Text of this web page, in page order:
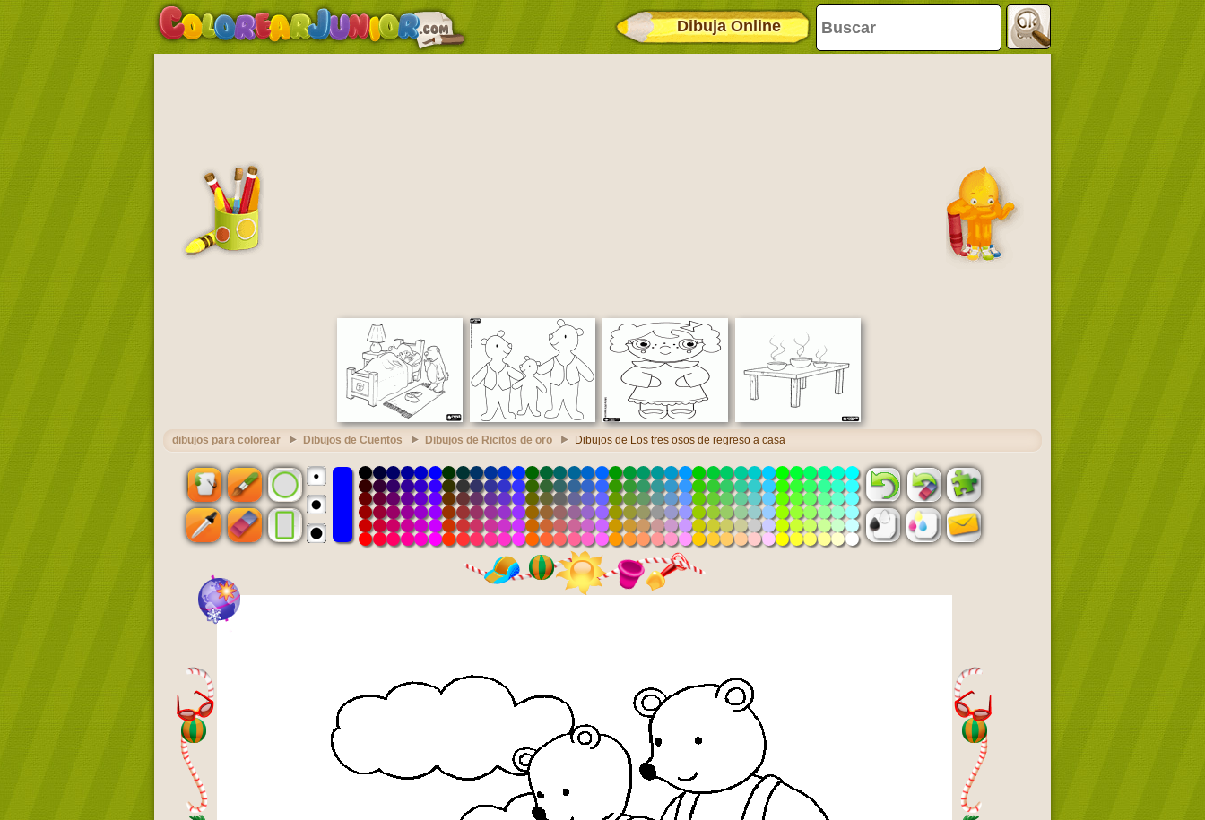
Dibuja Online
dibujos para colorear Dibujos de Cuentos Dibujos de Ricitos de oro Dibujos de Los tres osos de regreso a casa